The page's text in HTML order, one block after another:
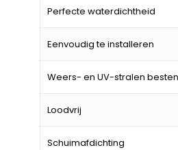
Perfecte waterdichtheid
Eenvoudig te installeren
Weers- en UV-stralen
Loodvrij
Schuimafdichting